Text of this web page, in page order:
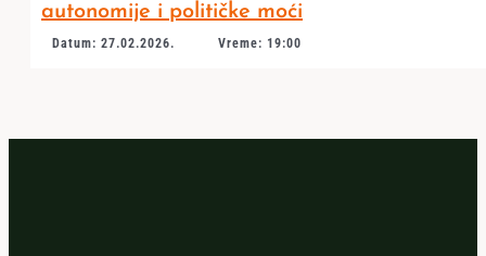
autonomije i političke moći
Datum: 27.02.2026. Vreme: 19:00